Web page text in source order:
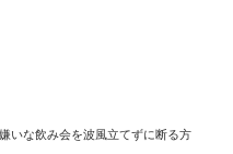
嫌いな飲み会を波風立てずに断る方